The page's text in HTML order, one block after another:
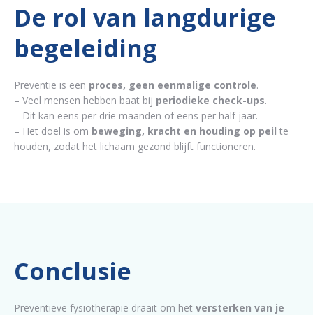
De rol van langdurige
begeleiding
Preventie is een proces, geen eenmalige controle.
– Veel mensen hebben baat bij periodieke check-ups.
– Dit kan eens per drie maanden of eens per half jaar.
– Het doel is om beweging, kracht en houding op peil te
houden, zodat het lichaam gezond blijft functioneren.
Conclusie
Preventieve fysiotherapie draait om het versterken van je